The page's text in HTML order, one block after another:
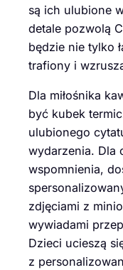
są ich ulubione
detale pozwolą
będzie nie tylko
trafiony i
Dla miłośnika
być kubek
ulubionego
wydarzenia. Dla
wspomnienia,
zdjęciami z
wywiadami
Dzieci ucieszą
z